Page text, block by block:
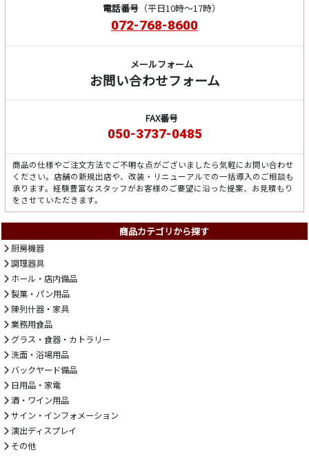
電話番号（平日10時～17時）
072-768-8600
メールフォーム
お問い合わせフォーム
FAX番号
050-3737-0485
商品の仕様やご注文方法でご不明な点がございましたら気軽にお問い合わせ
ください。店舗の新規出店や、改装・リニューアルでの一括導入のご相談も
承ります。経験豊富なスタッフがお客様のご要望に沿った提案、お見積もり
をさせていただきます。
商品カテゴリから探す
厨房機器
調理器具
ホール・店内備品
製菓・パン用品
陳列什器・家具
業務用食品
グラス・食器・カトラリー
洗面・浴場用品
バックヤード備品
日用品・家電
酒・ワイン用品
サイン・インフォメーション
演出ディスプレイ
その他